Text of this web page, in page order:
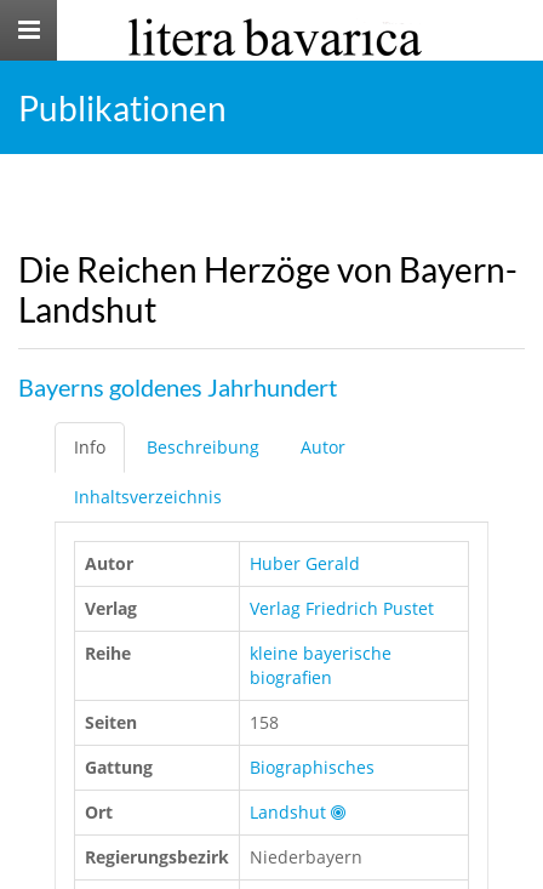
Toggle
Publikationen
Die Reichen Herzöge von Bayern-
Landshut
Bayerns goldenes Jahrhundert
Info Beschreibung Autor
Inhaltsverzeichnis
Autor
Huber Gerald
Verlag
Verlag Friedrich Pustet
Reihe
kleine bayerische
biografien
Seiten
158
Gattung
Biographisches
Ort
Landshut
Regierungsbezirk
Niederbayern